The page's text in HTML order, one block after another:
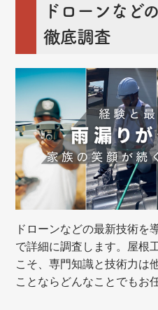
ドローンなど
徹底調査
ドローンなどの最新技術を
で詳細に調査します。屋根
こそ、専門知識と技術力は
ことならどんなことでもお